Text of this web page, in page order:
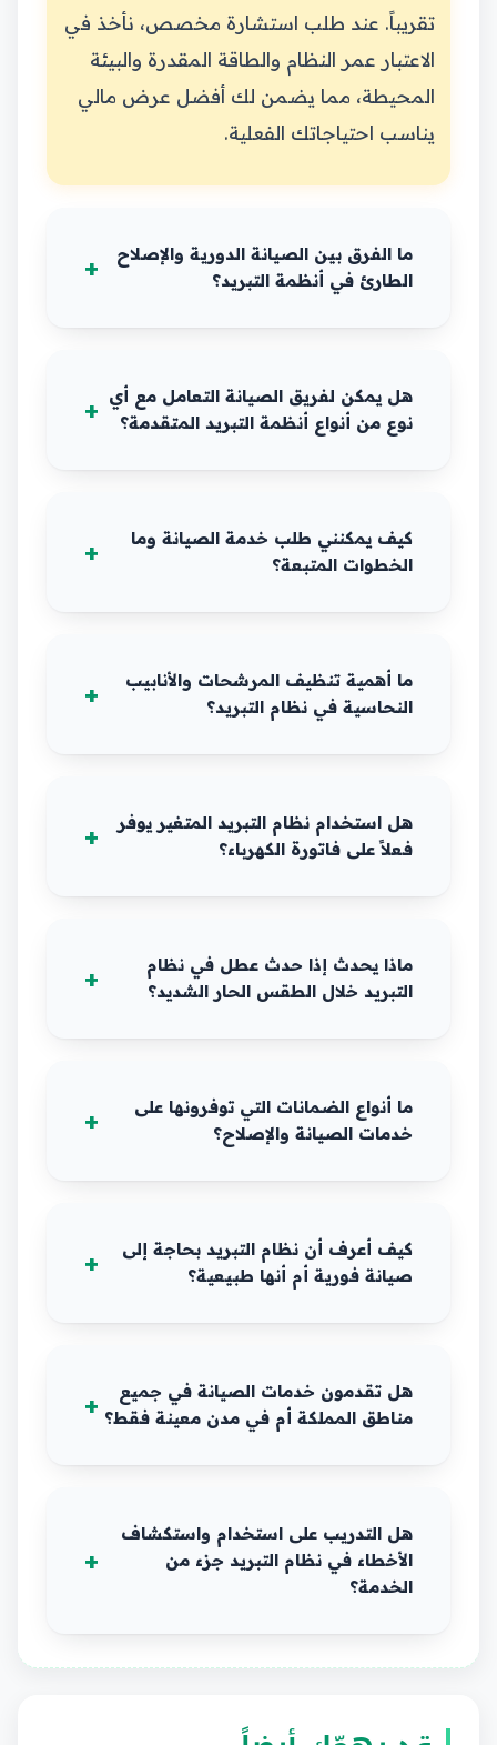
تقريباً. عند طلب استشارة مخصص، نأخذ في
الاعتبار عمر النظام والطاقة المقدرة والبيئة
المحيطة، مما يضمن لك أفضل عرض مالي
يناسب احتياجاتك الفعلية.
ما الفرق بين الصيانة الدورية والإصلاح
الطارئ في أنظمة التبريد؟
هل يمكن لفريق الصيانة التعامل مع أي
نوع من أنواع أنظمة التبريد المتقدمة؟
كيف يمكنني طلب خدمة الصيانة وما
الخطوات المتبعة؟
ما أهمية تنظيف المرشحات والأنابيب
النحاسية في نظام التبريد؟
هل استخدام نظام التبريد المتغير يوفر
فعلاً على فاتورة الكهرباء؟
ماذا يحدث إذا حدث عطل في نظام
التبريد خلال الطقس الحار الشديد؟
ما أنواع الضمانات التي توفرونها على
خدمات الصيانة والإصلاح؟
كيف أعرف أن نظام التبريد بحاجة إلى
صيانة فورية أم أنها طبيعية؟
هل تقدمون خدمات الصيانة في جميع
مناطق المملكة أم في مدن معينة فقط؟
هل التدريب على استخدام واستكشاف
الأخطاء في نظام التبريد جزء من
الخدمة؟